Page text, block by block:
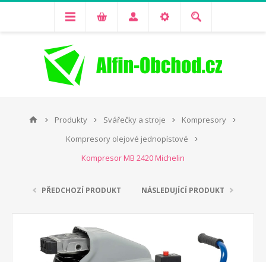
Produkty Svářečky a stroje
Kompresory
Kompresory olejové jednopístové
Kompresor MB 2420 Michelin
PŘEDCHOZÍ PRODUKT NÁSLEDUJÍCÍ PRODUKT